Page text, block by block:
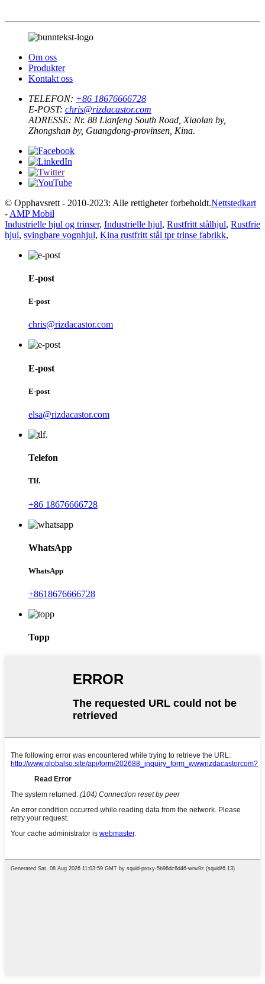
Om oss
Produkter
Kontakt oss
TELEFON: +86 18676666728
E-POST: chris@rizdacastor.com
ADRESSE: Nr. 88 Lianfeng South Road, Xiaolan by,
Zhongshan by, Guangdong-provinsen, Kina.
© Opphavsrett - 2010-2023: Alle rettigheter forbeholdt.Nettstedkart
- AMP Mobil
Industrielle hjul og trinser, Industrielle hjul, Rustfritt stålhjul, Rustfrie
hjul, svingbare vognhjul, Kina rustfritt stål tpr trinse fabrikk,
E-post
E-post
chris@rizdacastor.com
E-post
E-post
elsa@rizdacastor.com
Telefon
Tlf.
+86 18676666728
WhatsApp
WhatsApp
+8618676666728
Topp